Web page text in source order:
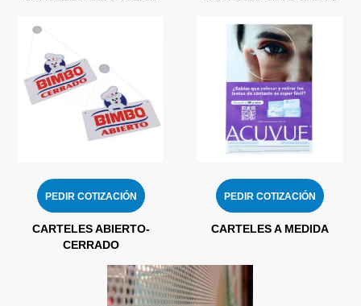
PEDIR COTIZACIÓN
CARTELES ABIERTO-
CERRADO
PEDIR COTIZACIÓN
CARTELES A MEDIDA